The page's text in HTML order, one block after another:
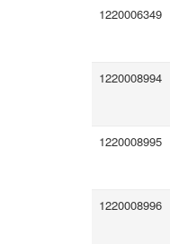
1220006349
1220008994
1220008995
1220008996